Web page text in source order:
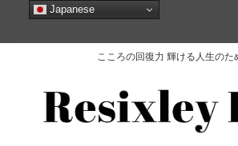
こころの回復力 輝ける人生のた
Japanese